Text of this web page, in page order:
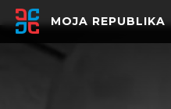
MOJA REPUBLIKA